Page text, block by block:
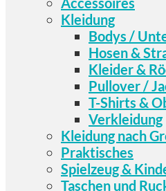
Kleidung
Bodys /
Hosen &
Kleider &
Pullover /
T-Shirts &
Verkleidung
Kleidung nach
Praktisches
Spielzeug &
Taschen und